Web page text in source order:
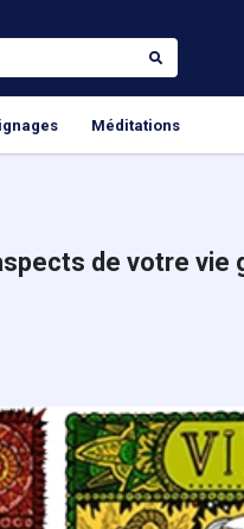
Méditations
de votre vie